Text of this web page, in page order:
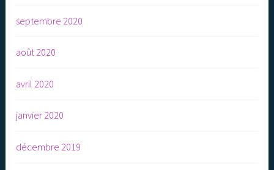
septembre 2020
août 2020
avril 2020
janvier 2020
décembre 2019